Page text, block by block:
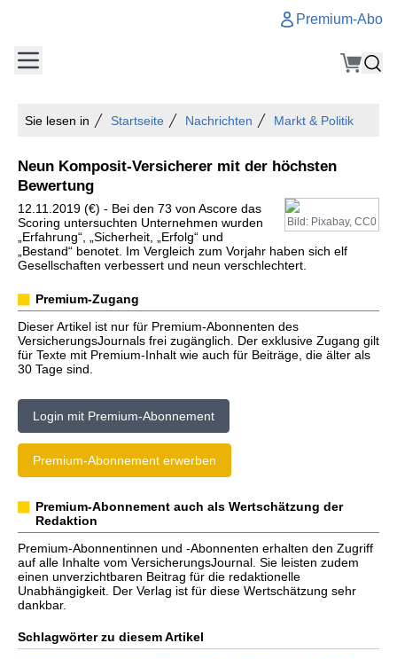
Premium-Abo
Sie lesen in Startseite Nachrichten Markt & Politik
Neun Komposit-Versicherer mit der höchsten
Bewertung
Bild: Pixabay, CC0
12.11.2019 (€) - Bei den 73 von Ascore das
Scoring untersuchten Unternehmen wurden
„Erfahrung“, „Sicherheit, „Erfolg“ und
„Bestand“ benotet. Im Vergleich zum Vorjahr haben sich elf
Gesellschaften verbessert und neun verschlechtert.
Premium-Zugang
Dieser Artikel ist nur für Premium-Abonnenten des
VersicherungsJournals frei zugänglich. Der exklusive Zugang gilt
für Texte mit Premium-Inhalt wie auch für Beiträge, die älter als
30 Tage sind.
Login mit Premium-Abonnement
Premium-Abonnement erwerben
Premium-Abonnement auch als Wertschätzung der
Redaktion
Premium-Abonnentinnen und -Abonnenten erhalten den Zugriff
auf alle Inhalte vom VersicherungsJournal. Sie leisten zudem
einen unverzichtbaren Beitrag für die redaktionelle
Unabhängigkeit. Der Verlag ist für diese Wertschätzung sehr
dankbar.
Schlagwörter zu diesem Artikel